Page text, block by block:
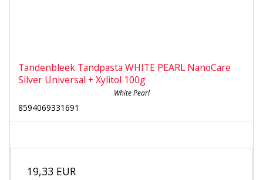
Tandenbleek Tandpasta WHITE PEARL NanoCare
Silver Universal + Xylitol 100g
White Pearl
8594069331691
19,33 EUR